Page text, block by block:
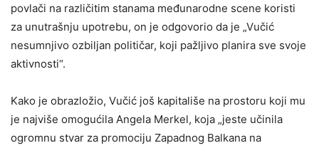
povlači na različitim stanama međunarodne scene koristi
za unutrašnju upotrebu, on je odgovorio da je „Vučić
nesumnjivo ozbiljan političar, koji pažljivo planira sve svoje
aktivnosti“.
Kako je obrazložio, Vučić još kapitališe na prostoru koji mu
je najviše omogućila Angela Merkel, koja „jeste učinila
ogromnu stvar za promociju Zapadnog Balkana na